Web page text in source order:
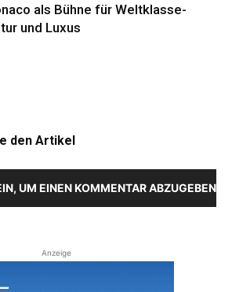
als Bühne für Weltklasse-
und Luxus
den Artikel
UM EINEN KOMMENTAR ABZUGEBEN
Anzeige